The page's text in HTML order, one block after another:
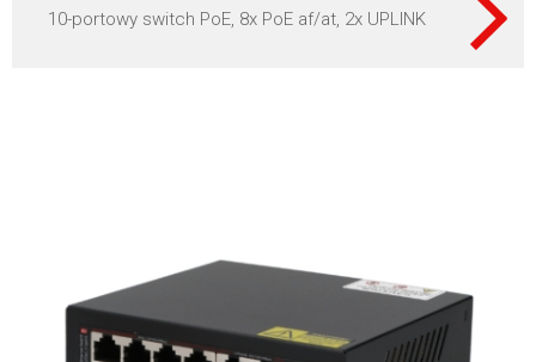
10-portowy switch PoE, 8x PoE af/at, 2x UPLINK